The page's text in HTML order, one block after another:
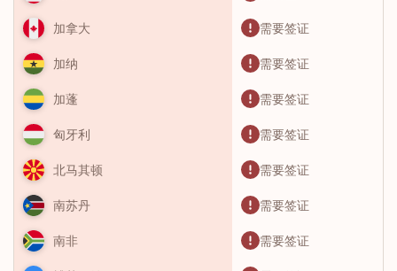
加拿大 需要签证
加纳 需要签证
加蓬 需要签证
匈牙利 需要签证
北马其顿 需要签证
南苏丹 需要签证
南非 需要签证